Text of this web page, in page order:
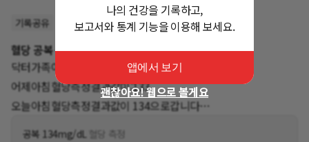
기록공유
혈당 공복 측정했는데 좀 걱정되네요!
닥터가족여러분
어제아침혈당측정결과값이:133
오늘아침혈당측정결과값이 134으로갑니다
공복 134mg/dL 혈당 측정
나의 건강을 기록하고,
보고서와 통계 기능을 이용해 보세요.
앱에서 보기
괜찮아요! 웹으로 볼게요